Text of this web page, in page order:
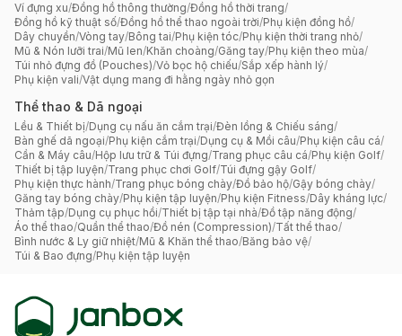
Ví đựng xu/Đồng hồ thông thường/Đồng hồ thời trang/
Đồng hồ kỹ thuật số/Đồng hồ thể thao ngoài trời/Phụ kiện đồng hồ/
Dây chuyền/Vòng tay/Bông tai/Phụ kiện tóc/Phụ kiện thời trang nhỏ/
Mũ & Nón lưỡi trai/Mũ len/Khăn choàng/Găng tay/Phụ kiện theo mùa/
Túi nhỏ đựng đồ (Pouches)/Vỏ bọc hộ chiếu/Sắp xếp hành lý/
Phụ kiện vali/Vật dụng mang đi hằng ngày nhỏ gọn
Thể thao & Dã ngoại
Lều & Thiết bị/Dụng cụ nấu ăn cắm trại/Đèn lồng & Chiếu sáng/
Bàn ghế dã ngoại/Phụ kiện cắm trại/Dụng cụ & Mồi câu/Phụ kiện câu cá/
Cần & Máy câu/Hộp lưu trữ & Túi đựng/Trang phục câu cá/Phụ kiện Golf/
Thiết bị tập luyện/Trang phục chơi Golf/Túi đựng gậy Golf/
Phụ kiện thực hành/Trang phục bóng chày/Đồ bảo hộ/Gậy bóng chày/
Găng tay bóng chày/Phụ kiện tập luyện/Phụ kiện Fitness/Dây kháng lực/
Thảm tập/Dụng cụ phục hồi/Thiết bị tập tại nhà/Đồ tập năng động/
Áo thể thao/Quần thể thao/Đồ nén (Compression)/Tất thể thao/
Bình nước & Ly giữ nhiệt/Mũ & Khăn thể thao/Băng bảo vệ/
Túi & Bao đựng/Phụ kiện tập luyện